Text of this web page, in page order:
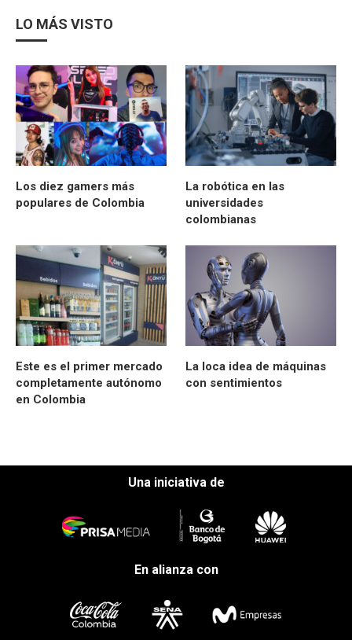
LO MÁS VISTO
Los diez gamers más
populares de Colombia
La robótica en las
universidades
colombianas
Este es el primer mercado
completamente autónomo
en Colombia
La loca idea de máquinas
con sentimientos
Una iniciativa de
En alianza con